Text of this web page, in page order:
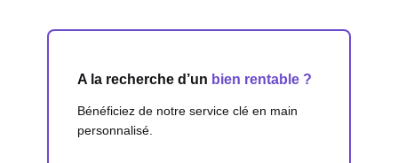
A la recherche d’un bien rentable ?
Bénéficiez de notre service clé en main
personnalisé.